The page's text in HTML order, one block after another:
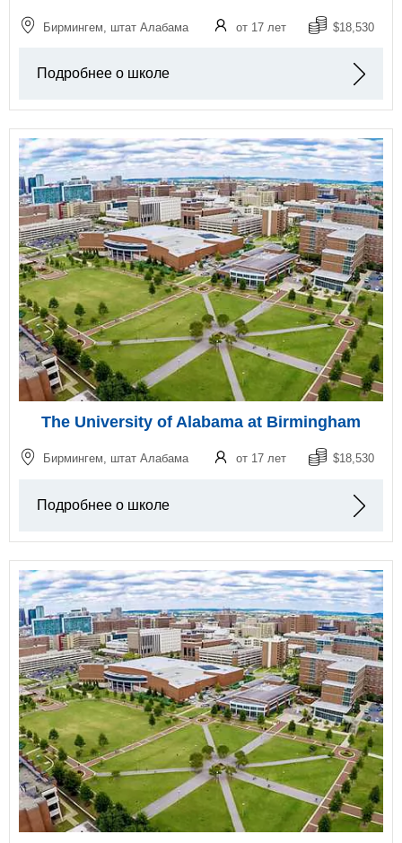
Бирмингем, штат Алабама от 17 лет $18,530
Подробнее о школе
The University of Alabama at Birmingham
Бирмингем, штат Алабама от 17 лет $18,530
Подробнее о школе